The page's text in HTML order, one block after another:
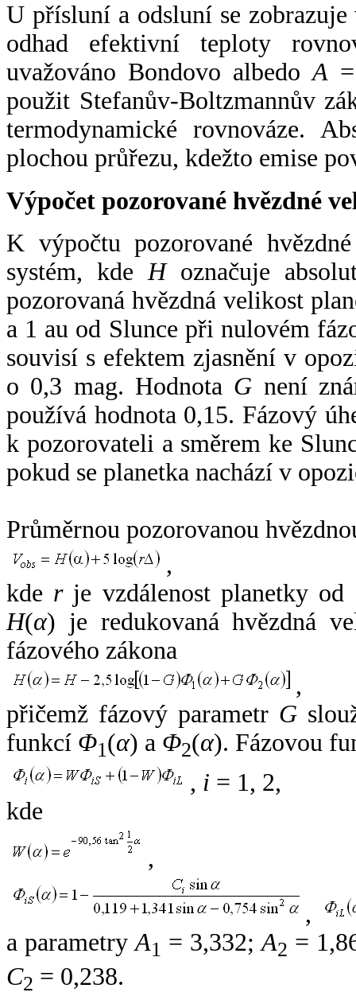
U přísluní a odsluní se
odhad efektivní teploty
uvažováno Bondovo albedoA
použit Stefanův-Boltzmannův
termodynamické rovnováze.
plochou průřezu, kdežto emise
Výpočet pozorované hvězdné
K výpočtu pozorované
systém, kde Hoznačuje
pozorovaná hvězdná velikost
a 1 au od Slunce při nulovém
souvisí s efektem zjasnění v
o 0,3 mag. Hodnota G není
používá hodnota 0,15. Fázový
k pozorovateli a směrem ke
pokud se planetka nachází v
Průměrnou pozorovanou
,
kde rje vzdálenost planetky od
H(α) je redukovaná hvězdná
fázového zákona
,
přičemž fázový parametr G
funkcí Φ1(α) a Φ2(α). Fázovou
, i = 1, 2,
kde
,
,
a parametryA1 = 3,332;A2 =
C2 = 0,238.